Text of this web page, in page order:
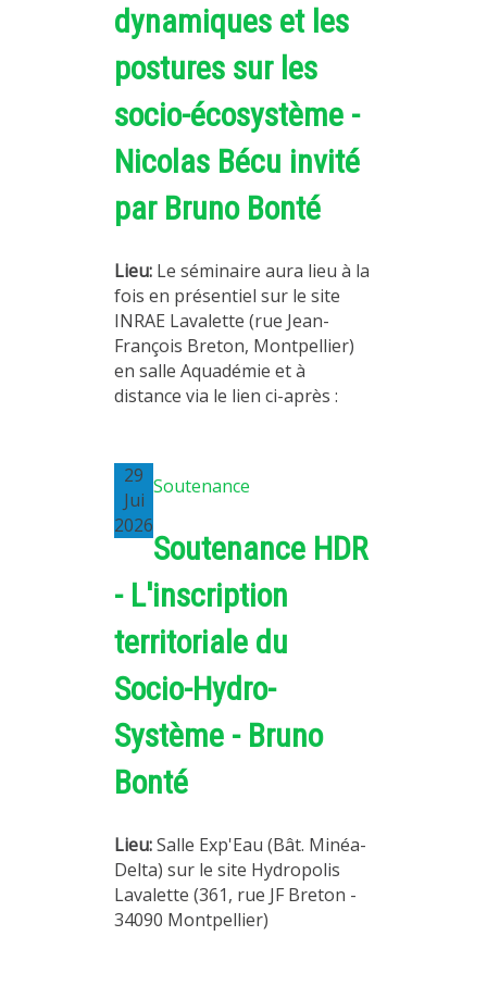
PRODUCTION
MÉTHODES ET OUTILS
NOS TRAVAUX EN VIDÉO
dynamiques et les
postures sur les
socio-écosystème -
Nicolas Bécu invité
par Bruno Bonté
Lieu: Le séminaire aura lieu à la
fois en présentiel sur le site
INRAE Lavalette (rue Jean-
François Breton, Montpellier)
en salle Aquadémie et à
distance via le lien ci-après :
29
Jui
2026
Soutenance
Soutenance HDR
- L'inscription
territoriale du
Socio-Hydro-
Système - Bruno
Bonté
Lieu:Salle Exp'Eau (Bât. Minéa-
Delta) sur le site Hydropolis
Lavalette (361, rue JF Breton -
34090 Montpellier)